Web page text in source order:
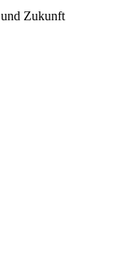
Zukunft